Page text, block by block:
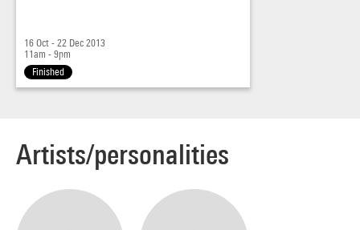
16 Oct - 22 Dec 2013
11am - 9pm
Finished
Artists/personalities